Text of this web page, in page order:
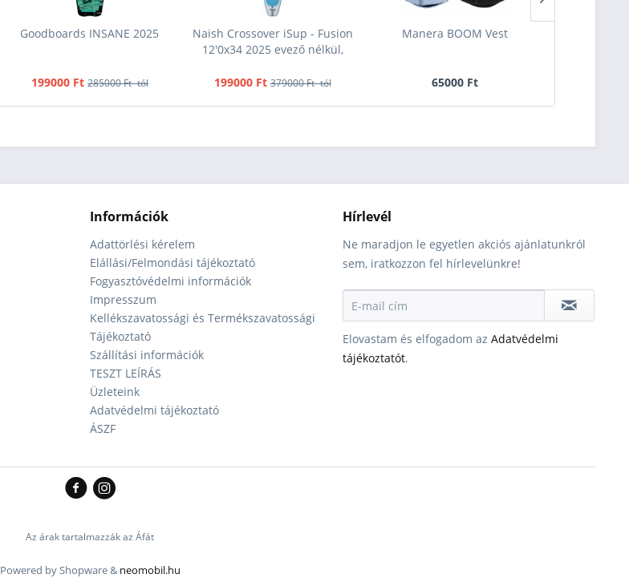
Goodboards INSANE 2025
199000 Ft 285000 Ft -tól
Naish Crossover iSup - Fusion
12'0x34 2025 evező nélkül,
199000 Ft 379000 Ft -tól
Manera BOOM Vest
65000 Ft
Információk
Adattörlési kérelem
Elállási/Felmondási tájékoztató
Fogyasztóvédelmi információk
Impresszum
Kellékszavatossági és Termékszavatossági
Tájékoztató
Szállítási információk
TESZT LEÍRÁS
Üzleteink
Adatvédelmi tájékoztató
ÁSZF
Hírlevél
Ne maradjon le egyetlen akciós ajánlatunkról
sem, iratkozzon fel hírlevelünkre!
Elovastam és elfogadom az Adatvédelmi
tájékoztatót.
Az árak tartalmazzák az Áfát
Powered by Shopware & neomobil.hu